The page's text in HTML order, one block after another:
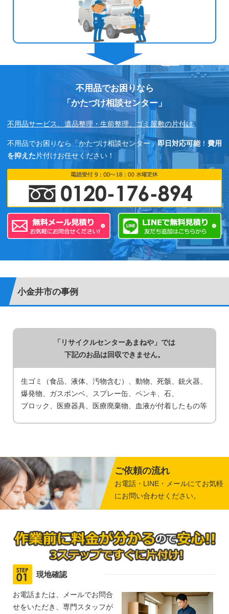
不用品でお困りなら
「かたづけ相談センター」
不用品サービス、遺品整理・生前整理、ゴミ屋敷の片付け
不用品でお困りなら「かたづけ相談センター」即日対応可能！ 費用
を抑えた片付けお任せください！
小金井市の事例
「リサイクルセンターあまねや」では
下記のお品は回収できません。
生ゴミ（食品、液体、汚物含む） 動物 死骸
銃火器
爆発物
ガスボンベ スプレー缶 ペンキ
石
ブロック
医療器具 医療廃棄物 血液が付着したもの等
ご依頼の流れ
お電話・LINE・メールにてお気軽
にお問い合わせください。
現地確認
お電話または、メールでお問合
せをいただき、専門スタッフが